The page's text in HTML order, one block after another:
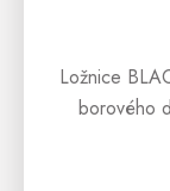
Ložnice
borového
z